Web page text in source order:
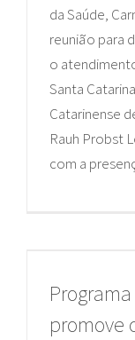
da Saúde,
reunião para
o
Santa
Catarinense
Rauh Probst
com a
promove